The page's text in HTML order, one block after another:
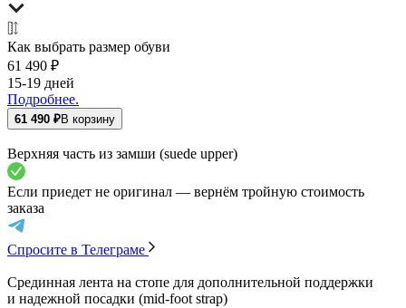
Как выбрать размер обуви
61 490 ₽
15-19 дней
Подробнее.
61 490 ₽В корзину
Верхняя часть из замши (suede upper)
Если приедет не оригинал — вернём тройную стоимость
заказа
Спросите в Телеграме
Срединная лента на стопе для дополнительной поддержки
и надежной посадки (mid-foot strap)